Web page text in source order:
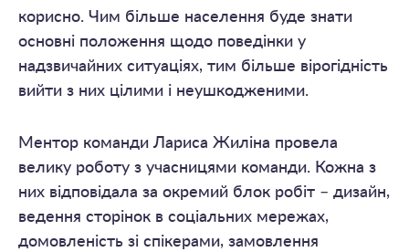
корисно. Чим більше населення буде знати
основні положення щодо поведінки у
надзвичайних ситуаціях, тим більше вірогідність
вийти з них цілими і неушкодженими.
Ментор команди Лариса Жиліна провела
велику роботу з учасницями команди. Кожна з
них відповідала за окремий блок робіт – дизайн,
ведення сторінок в соціальних мережах,
домовленість зі спікерами, замовлення